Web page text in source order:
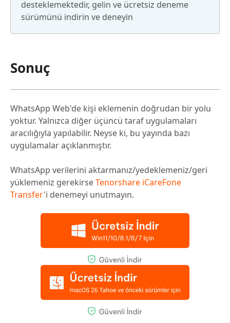
desteklemektedir, gelin ve ücretsiz deneme
sürümünü indirin ve deneyin
Sonuç
WhatsApp Web'de kişi eklemenin doğrudan bir yolu
yoktur. Yalnızca diğer üçüncü taraf uygulamaları
aracılığıyla yapılabilir. Neyse ki, bu yayında bazı
uygulamalar açıklanmıştır.
WhatsApp verilerini aktarmanız/yedeklemeniz/geri
yüklemeniz gerekirseTenorshare iCareFone
Transfer'i denemeyi unutmayın.